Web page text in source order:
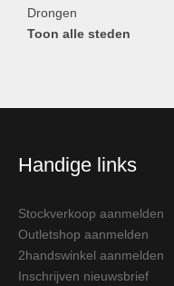
Drongen
Toon alle steden
Handige links
Stockverkoop aanmelden
Outletshop aanmelden
2handswinkel aanmelden
Inschrijven nieuwsbrief